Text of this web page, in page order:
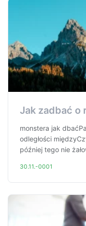
Jak zadbać o
monstera jak
odległości
później tego nie
30.11.-0001